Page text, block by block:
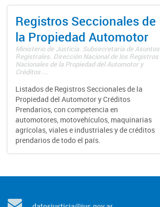
Registros Seccionales de
la Propiedad Automotor
Ministerio de Justicia. Subsecretaría de Asuntos
Registrales. Dirección Nacional de los Registros
Nacionales de la Propiedad del Automotor y
Créditos ...
Listados de Registros Seccionales de la
Propiedad del Automotor y Créditos
Prendarios, con competencia en
automotores, motovehículos, maquinarias
agrícolas, viales e industriales y de créditos
prendarios de todo el país.